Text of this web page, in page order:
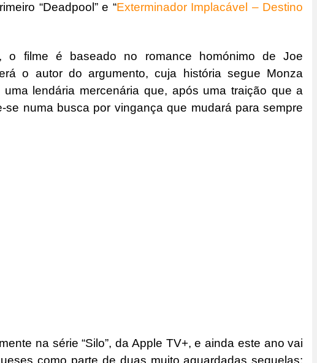
“Deadpool” e “Exterminador Implacável – Destino
o filme é baseado no romance homónimo de Joe
o autor do argumento, cuja história segue Monza
lendária mercenária que, após uma traição que a
se numa busca por vingança que mudará para sempre
na série “Silo”, da Apple TV+, e ainda este ano vai
como parte de duas muito aguardadas sequelas: